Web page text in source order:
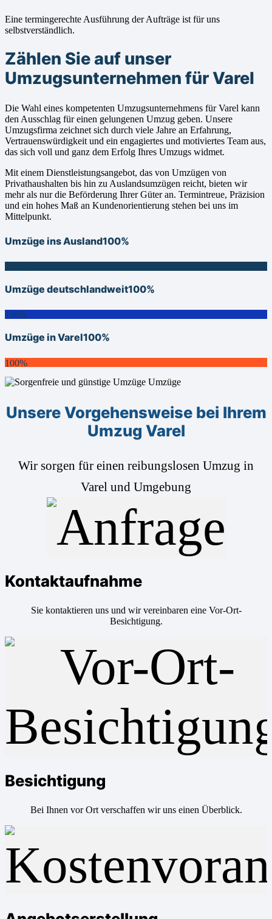
Eine termingerechte Ausführung der Aufträge ist für uns
selbstverständlich.
Zählen Sie auf unser
Umzugsunternehmen für Varel
Die Wahl eines kompetenten Umzugsunternehmens für Varel kann
den Ausschlag für einen gelungenen Umzug geben. Unsere
Umzugsfirma zeichnet sich durch viele Jahre an Erfahrung,
Vertrauenswürdigkeit und ein engagiertes und motiviertes Team aus,
das sich voll und ganz dem Erfolg Ihres Umzugs widmet.
Mit einem Dienstleistungsangebot, das von Umzügen von
Privathaushalten bis hin zu Auslandsumzügen reicht, bieten wir
mehr als nur die Beförderung Ihrer Güter an. Termintreue, Präzision
und ein hohes Maß an Kundenorientierung stehen bei uns im
Mittelpunkt.
Umzüge ins Ausland100%
Umzüge deutschlandweit100%
100%
Umzüge in Varel100%
100%
Unsere Vorgehensweise bei Ihrem
Umzug Varel
Wir sorgen für einen reibungslosen Umzug in
Varel und Umgebung
Kontaktaufnahme
Sie kontaktieren uns und wir vereinbaren eine Vor-Ort-
Besichtigung.
Besichtigung
Bei Ihnen vor Ort verschaffen wir uns einen Überblick.